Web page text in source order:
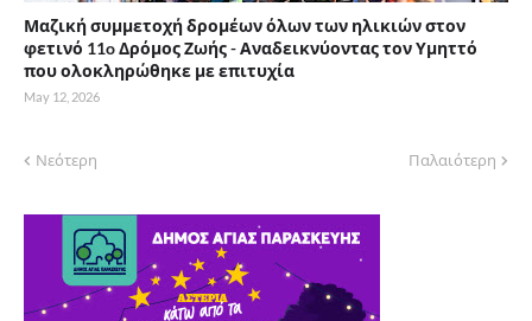
Μαζική συμμετοχή δρομέων όλων των ηλικιών στον
φετινό 11o Δρόμος Ζωής - Αναδεικνύοντας τον Υμηττό
που ολοκληρώθηκε με επιτυχία
May 12, 2026
Νεότερη Παλαιότερη